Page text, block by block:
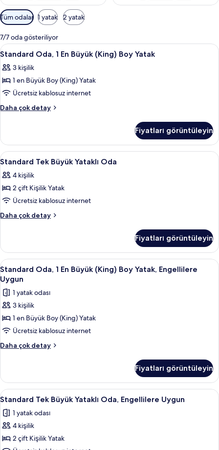
Odalar
için
mevcut
filtreler
Tüm odalar 1 yatak 2 yatak
7/7 oda gösteriliyor
Standard
Oda,
1
En
Büyük
(King)
için
tüm
fotoğrafları
görün
Odada kasa, masa, beşik/çocuk
4
Standard Oda, 1 En Büyük (King) Boy Yatak
3 kişilik
1 en Büyük Boy (King) Yatak
Ücretsiz kablosuz internet
Daha çok detay
Standard
Büyük
(King)
Boy
hakkında
daha
fazla
detay
Fiyatları görüntüleyin
Standard
Tek
Büyük
Yataklı
Oda
için
görün
Odada kasa, masa, beşik/çocuk
4
Standard Tek Büyük Yataklı Oda
4 kişilik
2 çift Kişilik Yatak
Ücretsiz kablosuz internet
Daha çok detay
Standard
Oda
hakkında
daha
fazla
detay
Fiyatları görüntüleyin
Standard
Oda,
En
Büyük
(King)
Boy
Yatak,
için
tüm
fotoğrafları
görün
Odada kasa, masa, beşik/çocuk
4
Standard Oda, 1 En Büyük (King) Boy Yatak, Engellilere
Uygun
1 yatak odası
3 kişilik
1 en Büyük Boy (King) Yatak
Ücretsiz kablosuz internet
Daha çok detay
Standard
Büyük
(King)
Boy
Engellilere
Uygun
daha
Fiyatları görüntüleyin
Standard
Tek
Büyük
Yataklı
Oda,
Odada kasa, masa, beşik/çocuk
4
Standard Tek Büyük Yataklı Oda, Engellilere Uygun
1 yatak odası
4 kişilik
2 çift Kişilik Yatak